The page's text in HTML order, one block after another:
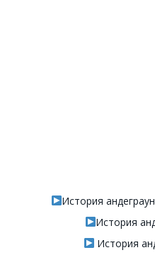
История
История
История